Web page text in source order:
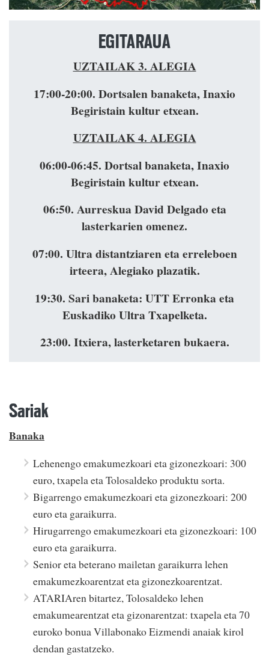
EGITARAUA
UZTAILAK 3. ALEGIA
17:00-20:00. Dortsalen banaketa, Inaxio
Begiristain kultur etxean.
UZTAILAK 4. ALEGIA
06:00-06:45. Dortsal banaketa, Inaxio
Begiristain kultur etxean.
06:50. Aurreskua David Delgado eta
lasterkarien omenez.
07:00. Ultra distantziaren eta erreleboen
irteera, Alegiako plazatik.
19:30. Sari banaketa: UTT Erronka eta
Euskadiko Ultra Txapelketa.
23:00. Itxiera, lasterketaren bukaera.
Sariak
Banaka
Lehenengo emakumezkoari eta gizonezkoari: 300
euro, txapela eta Tolosaldeko produktu sorta.
Bigarrengo emakumezkoari eta gizonezkoari: 200
euro eta garaikurra.
Hirugarrengo emakumezkoari eta gizonezkoari: 100
euro eta garaikurra.
Senior eta beterano mailetan garaikurra lehen
emakumezkoarentzat eta gizonezkoarentzat.
ATARIAren bitartez, Tolosaldeko lehen
emakumearentzat eta gizonarentzat: txapela eta 70
euroko bonua Villabonako Eizmendi anaiak kirol
dendan gastatzeko.